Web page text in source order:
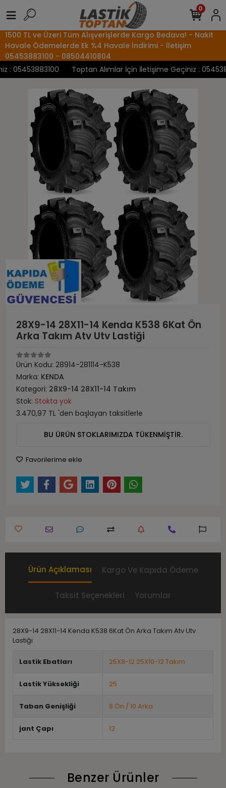
1500 TL ve Üzeri Tüm Alışverişlerde Kargo Bedava! - Nakit
Havale Ödemelerde Ek %4 Havale İndirimi - İletişim
05453883100 - 08504410804
05453883100
Toptan Alımlar İçin İletişime Geçiniz :
0
28X9-14 28X11-14 Kenda K538 6Kat Ön
Arka Takım Atv Utv Lastiği
Ürün Kodu: 28914-281114-K538
Marka: KENDA
Kategori: 28X9-14 28X11-14 Takım
Stok: Stokta yok
3.470,97 TL 'den başlayan taksitlerle
BU ÜRÜN STOKLARIMIZDA TÜKENMİŞTİR.
Favorilerime ekle
Ürün Açıklaması Kargo Ve Kapıda Ödeme
Taksit Seçenekleri Yorumlar
28X9-14 28X11-14 Kenda K538 6Kat Ön Arka Takım Atv Utv
Lastiği
Lastik Ebatları 25X8-12 25X10-12 Takım
Lastik Yüksekliği 25
Taban Genişliği 8 Ön / 10 Arka
jant Çapı 12
Benzer Ürünler